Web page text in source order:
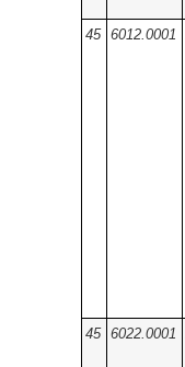
45 6012.0001
45 6022.0001